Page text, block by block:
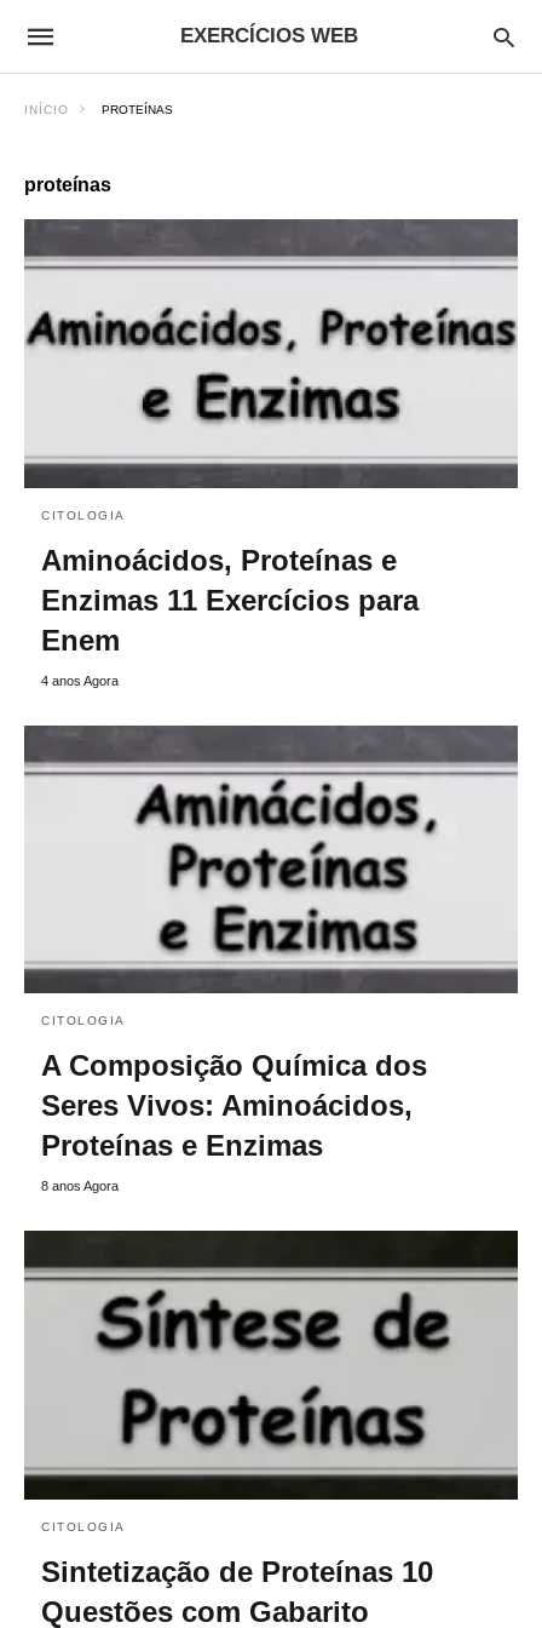
EXERCÍCIOS WEB
INÍCIO PROTEÍNAS
proteínas
CITOLOGIA
Aminoácidos, Proteínas e
Enzimas 11 Exercícios para
Enem
4 anos Agora
CITOLOGIA
A Composição Química dos
Seres Vivos: Aminoácidos,
Proteínas e Enzimas
8 anos Agora
CITOLOGIA
Sintetização de Proteínas 10
Questões com Gabarito